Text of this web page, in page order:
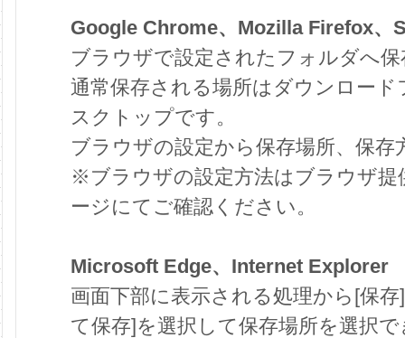
Google Chrome、Mozilla Firefox、
ブラウザで設定されたフォルダへ
通常保存される場所はダウンロー
スクトップです。
ブラウザの設定から保存場所、保存
※ブラウザの設定方法はブラウザ提
ージにてご確認ください。
Microsoft Edge、Internet Explorer
画面下部に表示される処理から[保
て保存]を選択して保存場所を選択